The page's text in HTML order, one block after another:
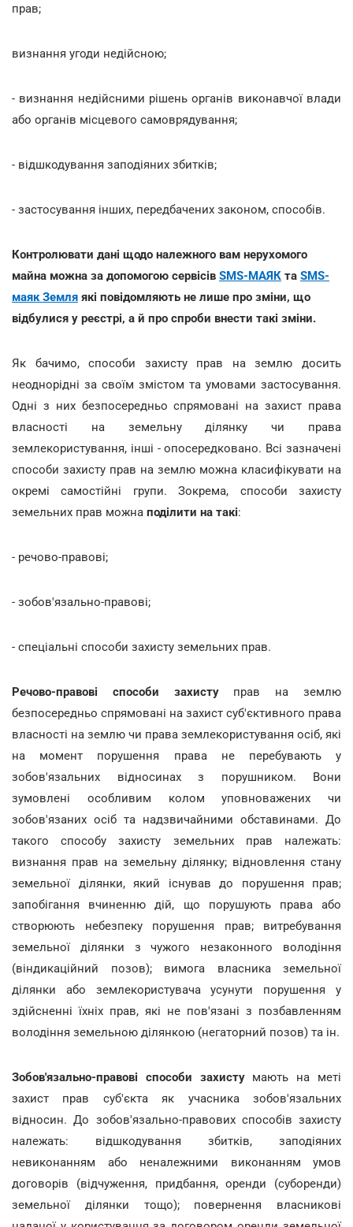
прав;
визнання угоди недійсною;
- визнання недійсними рішень органів виконавчої влади
або органів місцевого самоврядування;
- відшкодування заподіяних збитків;
- застосування інших, передбачених законом, способів.
Контролювати дані щодо належного вам нерухомого
майна можна за допомогою сервісів SMS-МАЯК та SMS-
маяк Земля які повідомляють не лише про зміни, що
відбулися у реєстрі, а й про спроби внести такі зміни.
Як бачимо, способи захисту прав на землю досить
неоднорідні за своїм змістом та умовами застосування.
Одні з них безпосередньо спрямовані на захист права
власності на земельну ділянку чи права
землекористування, інші - опосередковано. Всі зазначені
способи захисту прав на землю можна класифікувати на
окремі самостійні групи. Зокрема, способи захисту
земельних прав можна поділити на такі:
- речово-правові;
- зобов'язально-правові;
- спеціальні способи захисту земельних прав.
Речово-правові способи захисту прав на землю
безпосередньо спрямовані на захист суб'єктивного права
власності на землю чи права землекористування осіб, які
на момент порушення права не перебувають у
зобов'язальних відносинах з порушником. Вони
зумовлені особливим колом уповноважених чи
зобов'язаних осіб та надзвичайними обставинами. До
такого способу захисту земельних прав належать:
визнання прав на земельну ділянку; відновлення стану
земельної ділянки, який існував до порушення прав;
запобігання вчиненню дій, що порушують права або
створюють небезпеку порушення прав; витребування
земельної ділянки з чужого незаконного володіння
(віндикаційний позов); вимога власника земельної
ділянки або землекористувача усунути порушення у
здійсненні їхніх прав, які не пов'язані з позбавленням
володіння земельною ділянкою (негаторний позов) та ін.
Зобов'язально-правові способи захистумають на меті
захист прав суб'єкта як учасника зобов'язальних
відносин. До зобов'язально-правових способів захисту
належать: відшкодування збитків, заподіяних
невиконанням або неналежними виконанням умов
договорів (відчуження, придбання, оренди (суборенди)
земельної ділянки тощо); повернення власникові